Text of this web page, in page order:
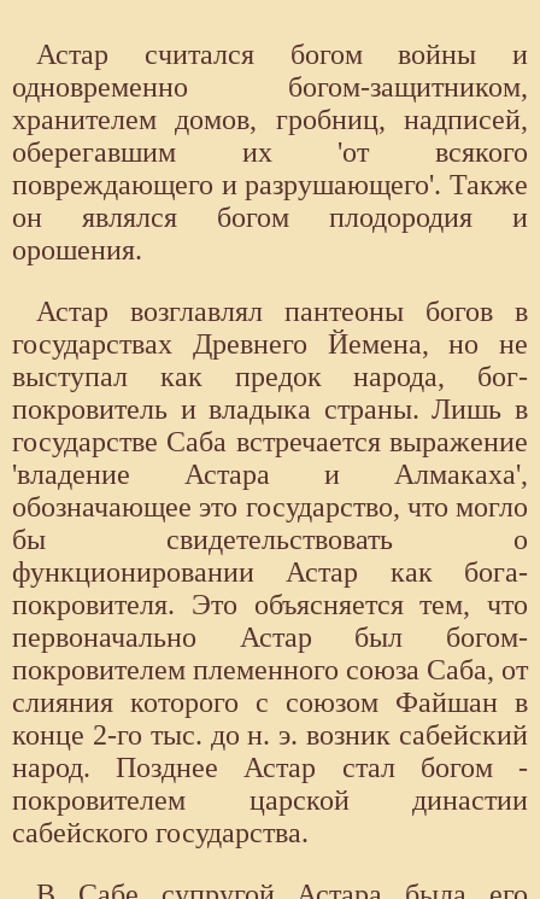
Астар считался богом войны и
одновременно богом-защитником,
хранителем домов, гробниц, надписей,
оберегавшим их 'от всякого
повреждающего и разрушающего'. Также
он являлся богом плодородия и
орошения.
Астар возглавлял пантеоны богов в
государствах Древнего Йемена, но не
выступал как предок народа, бог-
покровитель и владыка страны. Лишь в
государстве Саба встречается выражение
'владение Астара и Алмакаха',
обозначающее это государство, что могло
бы свидетельствовать о
функционировании Астар как бога-
покровителя. Это объясняется тем, что
первоначально Астар был богом-
покровителем племенного союза Саба, от
слияния которого с союзом Файшан в
конце 2-го тыс. до н. э. возник сабейский
народ. Позднее Астар стал богом -
покровителем царской династии
сабейского государства.